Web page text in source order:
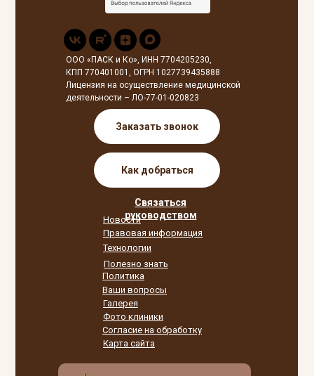
Связаться
руководством
Как добраться
Новости
Полезно знать
Правовая информация
Политика
Согласие на обработку
Карта сайта
Галерея
Фото клиники
Ваши вопросы
Технологии
Заказать звонок
ООО «ПАСК и Ко», ИНН 7704205230,
КПП 770401001, ОГРН 1027739435888
Лицензия на осуществление медицинской
деятельности – ЛО-77-01-020823